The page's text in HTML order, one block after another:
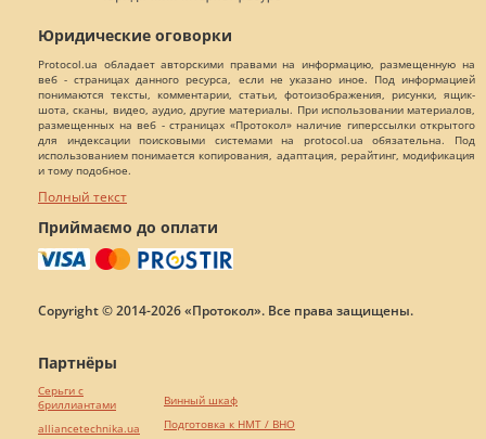
Юридические оговорки
Protocol.ua обладает авторскими правами на информацию, размещенную на
веб - страницах данного ресурса, если не указано иное. Под информацией
понимаются тексты, комментарии, статьи, фотоизображения, рисунки, ящик-
шота, сканы, видео, аудио, другие материалы. При использовании материалов,
размещенных на веб - страницах «Протокол» наличие гиперссылки открытого
для индексации поисковыми системами на protocol.ua обязательна. Под
использованием понимается копирования, адаптация, рерайтинг, модификация
и тому подобное.
Полный текст
Приймаємо до оплати
Copyright © 2014-2026 «Протокол». Все права защищены.
Партнёры
Серьги с
бриллиантами
alliancetechnika.ua
Винный шкаф
Подготовка к НМТ / ВНО